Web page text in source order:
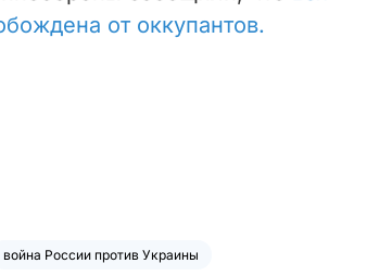
от оккупантов.
война России против Украины